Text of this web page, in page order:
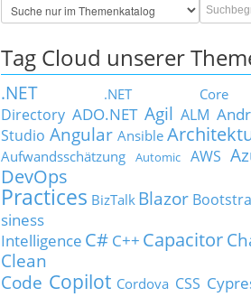
Tag Cloud unserer
.NET .NET Core
Directory ADO.NET Agil ALM
Studio Angular Ansible
Aufwandsschätzung Automic AWS
DevOps
Practices BizTalk Blazor
siness
Intelligence C# C++ Capacitor
Clean
Code Copilot Cordova CSS